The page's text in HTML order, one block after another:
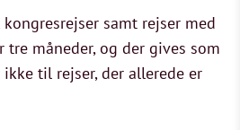
samt rejser med
tre måneder, og der gives som
til rejser, der allerede er